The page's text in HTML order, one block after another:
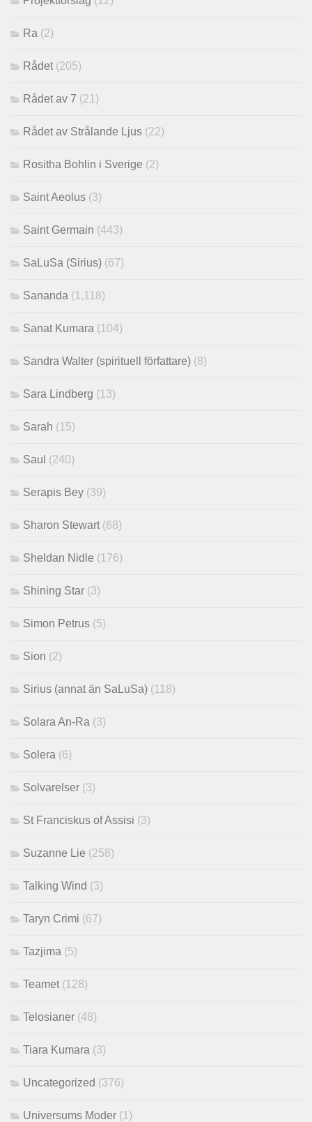
Ra (2)
Rådet (205)
Rådet av 7 (21)
Rådet av Strålande Ljus (22)
Rositha Bohlin i Sverige (2)
Saint Aeolus (3)
Saint Germain (443)
SaLuSa (Sirius) (67)
Sananda (1,118)
Sanat Kumara (104)
Sandra Walter (spirituell författare) (8)
Sara Lindberg (13)
Sarah (15)
Saul (240)
Serapis Bey (39)
Sharon Stewart (68)
Sheldan Nidle (176)
Shining Star (3)
Simon Petrus (5)
Sion (2)
Sirius (annat än SaLuSa) (118)
Solara An-Ra (3)
Solera (6)
Solvarelser (3)
St Franciskus of Assisi (3)
Suzanne Lie (258)
Talking Wind (3)
Taryn Crimi (67)
Tazjima (5)
Teamet (128)
Telosianer (48)
Tiara Kumara (3)
Uncategorized (376)
Universums Moder (1)